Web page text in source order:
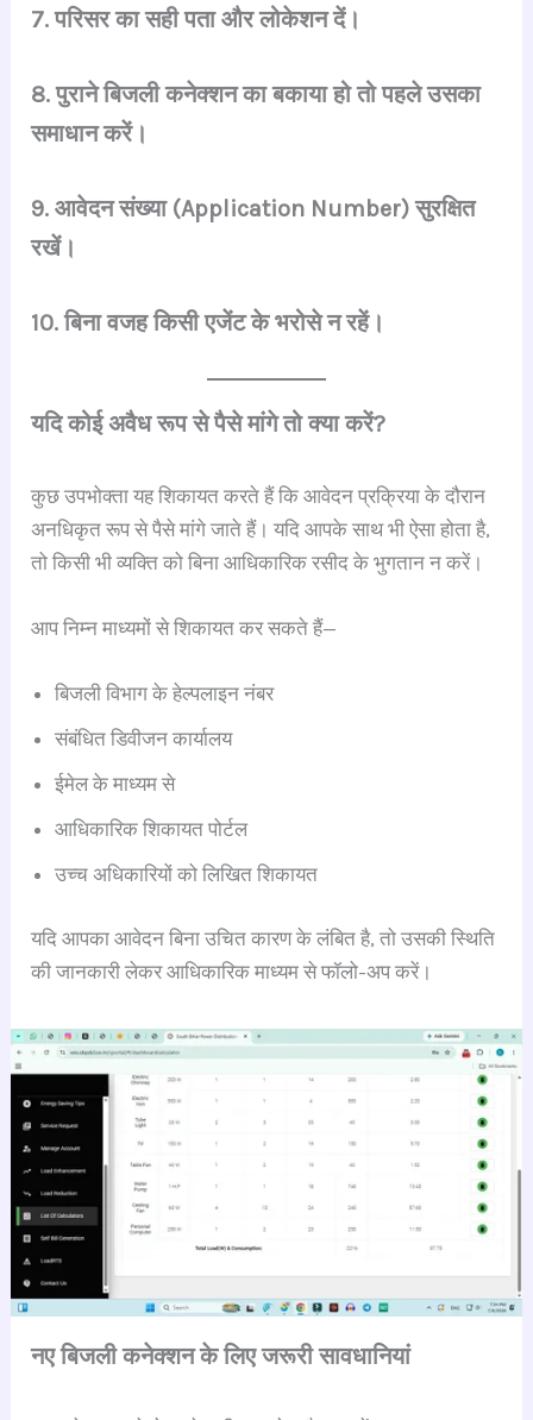
7. परिसर का सही पता और लोकेशन दें।
8. पुराने बिजली कनेक्शन का बकाया हो तो पहले उसका
समाधान करें।
9. आवेदन संख्या (Application Number) सुरक्षित
रखें।
10. बिना वजह किसी एजेंट के भरोसे न रहें।
यदि कोई अवैध रूप से पैसे मांगे तो क्या करें?
कुछ उपभोक्ता यह शिकायत करते हैं कि आवेदन प्रक्रिया के दौरान
अनधिकृत रूप से पैसे मांगे जाते हैं। यदि आपके साथ भी ऐसा होता है,
तो किसी भी व्यक्ति को बिना आधिकारिक रसीद के भुगतान न करें।
आप निम्न माध्यमों से शिकायत कर सकते हैं—
बिजली विभाग के हेल्पलाइन नंबर
संबंधित डिवीजन कार्यालय
ईमेल के माध्यम से
आधिकारिक शिकायत पोर्टल
उच्च अधिकारियों को लिखित शिकायत
यदि आपका आवेदन बिना उचित कारण के लंबित है, तो उसकी स्थिति
की जानकारी लेकर आधिकारिक माध्यम से फॉलो-अप करें।
नए बिजली कनेक्शन के लिए जरूरी सावधानियां